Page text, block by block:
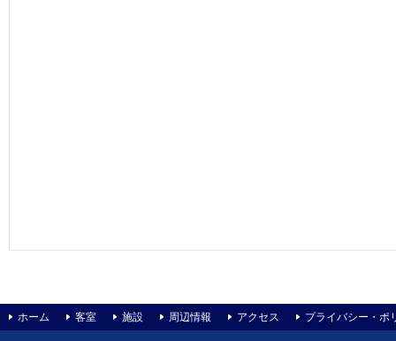
ホーム 客室 施設 周辺情報 アクセス プライバシー・ポ